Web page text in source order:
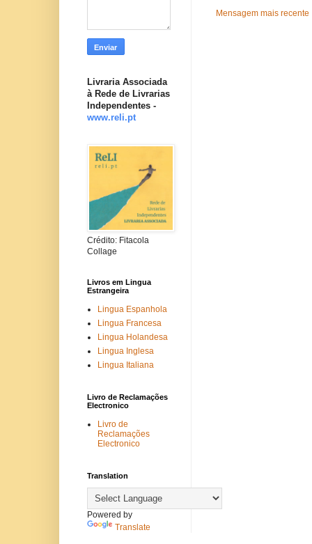
Mensagem mais recente
Livraria Associada
à Rede de Livrarias
Independentes -
www.reli.pt
Crédito: Fitacola
Collage
Livros em Lingua
Estrangeira
Lingua Espanhola
Lingua Francesa
Lingua Holandesa
Lingua Inglesa
Lingua Italiana
Livro de Reclamações
Electronico
Livro de
Reclamações
Electronico
Translation
Powered by
Translate